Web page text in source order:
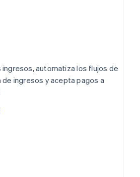
ingresos, automatiza los flujos de
ingresos y acepta pagos a
China